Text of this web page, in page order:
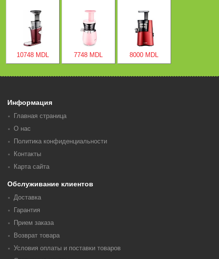
10748 MDL 7748 MDL 8000 MDL
Информация
Главная страница
О нас
Политика конфиденциальности
Контакты
Карта сайта
Обслуживание клиентов
Доставка
Гарантия
Прием заказа
Возврат товара
Условия оплаты и поставки товаров